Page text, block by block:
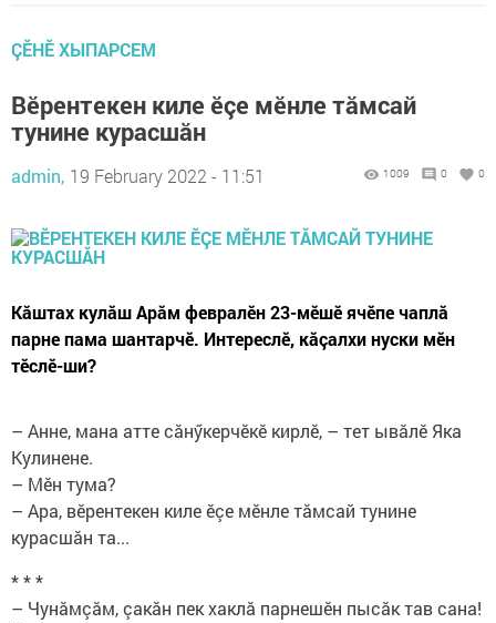
ÇӖНӖ ХЫПАРСЕМ
Вӗрентекен киле ӗçе мӗнле тăмсай
тунине курасшăн
admin, 19 February 2022 - 11:51 1009 0 0
Кăштах кулăш Арăм февралӗн 23-мӗшӗ ячӗпе чаплă
парне пама шантарчӗ. Интереслӗ, кăçалхи нуски мӗн
тӗслӗ-ши?
– Анне, мана атте сăнӳкерчӗкӗ кирлӗ, – тет ывăлӗ Яка
Кулинене.
– Мӗн тума?
– Ара, вӗрентекен киле ӗçе мӗнле тăмсай тунине
курасшăн та...
* * *
– Чунăмçăм, çакăн пек хаклă парнешӗн пысăк тав сана!